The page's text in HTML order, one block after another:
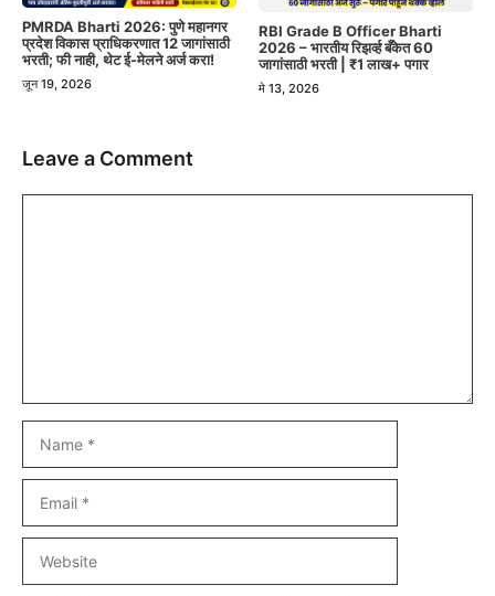
PMRDA Bharti 2026: पुणे महानगर
प्रदेश विकास प्राधिकरणात 12 जागांसाठी
भरती; फी नाही, थेट ई-मेलने अर्ज करा!
जून 19, 2026
RBI Grade B Officer Bharti
2026 – भारतीय रिझर्व्ह बँकेत 60
जागांसाठी भरती | ₹1 लाख+ पगार
मे 13, 2026
Leave a Comment